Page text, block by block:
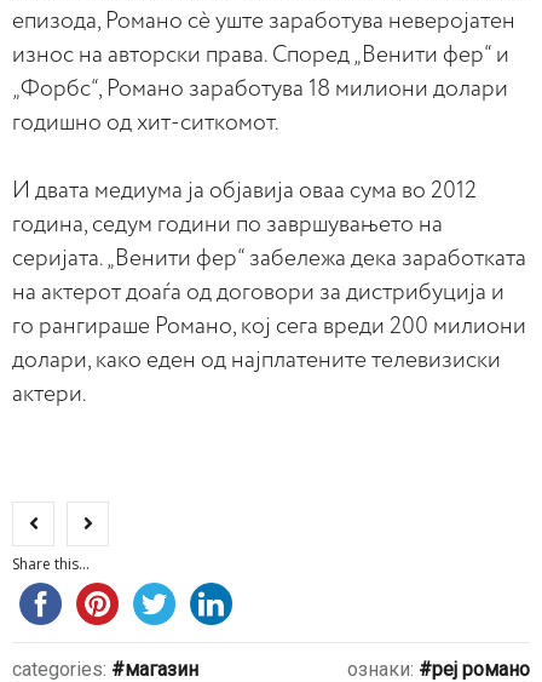
епизода, Романо сè уште заработува неверојатен
износ на авторски права. Според „Венити фер“ и
„Форбс“, Романо заработува 18 милиони долари
годишно од хит-ситкомот.
И двата медиума ја објавија оваа сума во 2012
година, седум години по завршувањето на
серијата. „Венити фер“ забележа дека заработката
на актерот доаѓа од договори за дистрибуција и
го рангираше Романо, кој сега вреди 200 милиони
долари, како еден од најплатените телевизиски
актери.
Share this...
categories: магазин ознаки: реј романо